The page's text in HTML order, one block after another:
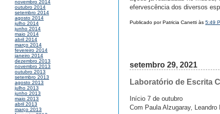
novembro 2014
outubro 2014
setembro 2014
agosto 2014
julho 2014
junho 2014
maio 2014
abril 2014
março 2014
fevereiro 2014
janeiro 2014
dezembro 2013
novembro 2013
outubro 2013
setembro 2013
agosto 2013
julho 2013
junho 2013
maio 2013
abril 2013
março 2013
efervescência dos diversos
Publicado por Patricia Canetti às 5:49
setembro 29, 2021
Laboratório de Escrita
Início 7 de outubro
Com Paula Alzugaray, Leandro